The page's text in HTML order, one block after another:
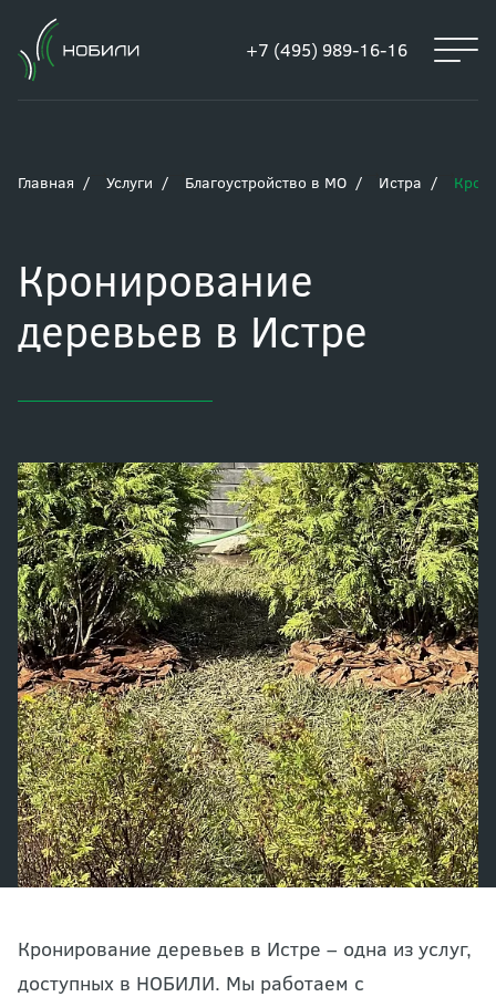
+7 (495) 989-16-16
Главная Услуги Благоустройство в МО Истра
Кронирование
деревьев в Истре
Кронирование деревьев в Истре – одна из услуг,
доступных в НОБИЛИ. Мы работаем с